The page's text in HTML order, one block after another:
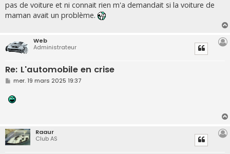
a
g
e
pas de voiture et ni connait rien m'a demandait si la voiture de
maman avait un problème.
Web
Administrateur
Re: L'automobile en crise
M
s
mer. 19 mars 2025 19:37
Raaur
Club AS